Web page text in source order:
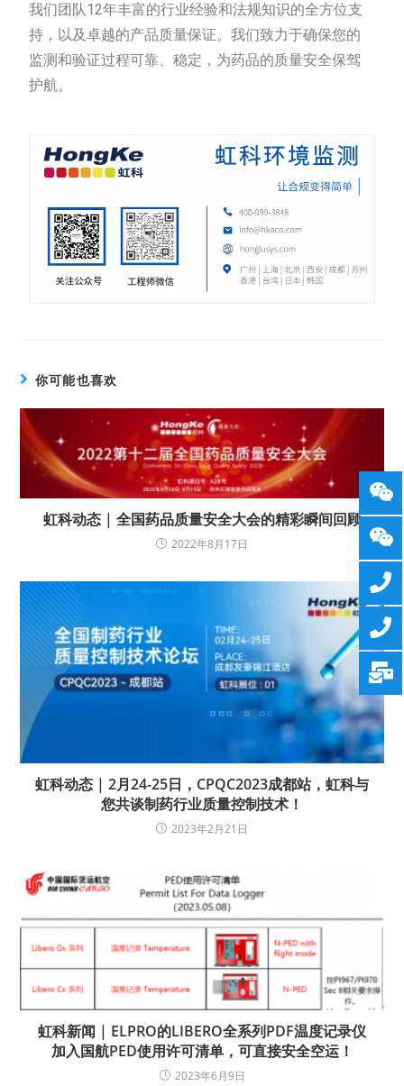
我们团队12年丰富的行业经验和法规知识的全方位支
持，以及卓越的产品质量保证。我们致力于确保您的
监测和验证过程可靠、稳定，为药品的质量安全保驾
护航。
你可能也喜欢
虹科动态 | 全国药品质量安全大会的精彩瞬间回顾
2022年8月17日
虹科动态 | 2月24-25日，CPQC2023成都站，虹科与
您共谈制药行业质量控制技术！
2023年2月21日
虹科新闻 | ELPRO的LIBERO全系列PDF温度记录仪
加入国航PED使用许可清单，可直接安全空运！
2023年6月9日